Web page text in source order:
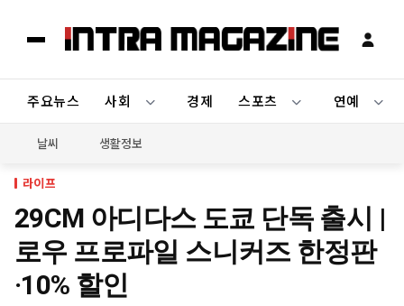
주요뉴스 사회 경제 스포츠 연예
날씨 생활정보
라이프
29CM 아디다스 도쿄 단독 출시 |
로우 프로파일 스니커즈 한정판
·10% 할인